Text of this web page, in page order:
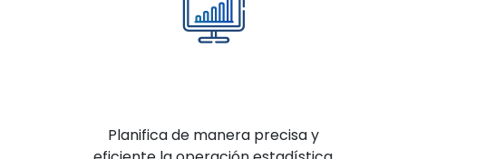
Planifica de manera precisa y